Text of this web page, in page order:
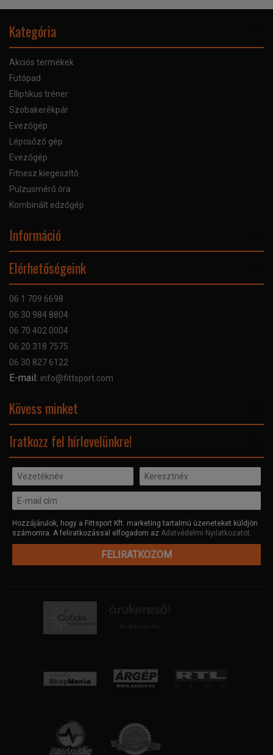
Kategória
Akciós termékek
Futópad
Elliptikus tréner
Szobakerékpár
Evezőgép
Lépcsőző gép
Evezőgép
Fitnesz kiegészítő
Pulzusmérő óra
Kombinált edzőgép
Információ
Bankkártyás fizetés
Adatvédelmi nyilatkozat
Elérhetőségeink
06 1 709 6698
06 30 984 8804
06 70 402 0004
06 20 318 7575
06 30 827 6122
E-mail: info@fittsport.com
Kövess minket
Iratkozz fel hírlevelünkre!
Hozzájárulok, hogy a Fittsport Kft. marketing tartalmú üzeneteket küldjön
számomra. A feliratkozással elfogadom az Adatvédelmi Nyilatkozatot.
FELIRATKOZOM